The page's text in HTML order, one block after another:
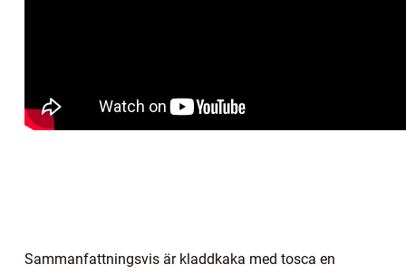
Sammanfattningsvis är kladdkaka med tosca en